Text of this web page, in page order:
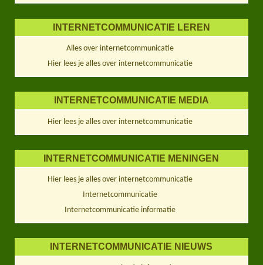
INTERNETCOMMUNICATIE LEREN
Alles over internetcommunicatie
Hier lees je alles over internetcommunicatie
INTERNETCOMMUNICATIE MEDIA
Hier lees je alles over internetcommunicatie
INTERNETCOMMUNICATIE MENINGEN
Hier lees je alles over internetcommunicatie
Internetcommunicatie
Internetcommunicatie informatie
INTERNETCOMMUNICATIE NIEUWS